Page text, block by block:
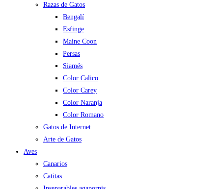
Razas de Gatos
Bengalí
Esfinge
Maine Coon
Persas
Siamés
Color Calico
Color Carey
Color Naranja
Color Romano
Gatos de Internet
Arte de Gatos
Aves
Canarios
Catitas